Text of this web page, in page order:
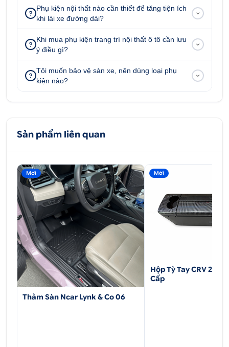
Phụ kiện nội thất nào cần thiết để tăng tiện ích
khi lái xe đường dài?
Khi mua phụ kiện trang trí nội thất ô tô cần lưu
ý điều gì?
Tôi muốn bảo vệ sàn xe, nên dùng loại phụ
kiện nào?
Sản phẩm liên quan
Mới
Thảm Sàn Ncar Lynk & Co 06
Mới
Hộp Tỳ Tay CRV
Cấp